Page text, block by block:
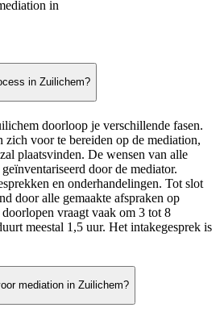
in
in Zuilichem?
doorloop je verschillende fasen.
zich voor te bereiden op de mediation,
plaatsvinden. De wensen van alle
door de mediator.
en onderhandelingen. Tot slot
door alle gemaakte afspraken op
vraagt vaak om 3 tot 8
meestal 1,5 uur. Het intakegesprek is
mediation in Zuilichem?